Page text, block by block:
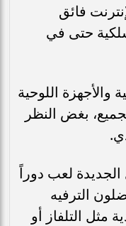
فائق
حتى في
والأجهزة اللوحية
بغض النظر
الجديدة لعب دوراً
الترفيه
مثل التلفاز أو